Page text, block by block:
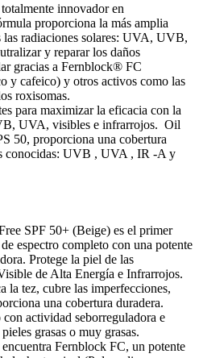
innovador en
proporciona la más amplia
las radiaciones solares: UVA, UVB,
y reparar los daños
gracias a Fernblock® FC
y cafeico) y otros activos como las
roxisomas.
para maximizar la eficacia con la
UVA, visibles e infrarrojos. Oil
50, proporciona una cobertura
conocidas: UVB , UVA , IR -A y
SPF 50+ (Beige) es el primer
espectro completo con una potente
Protege la piel de las
de Alta Energía e Infrarrojos.
la tez, cubre las imperfecciones,
una cobertura duradera.
actividad seborreguladora e
grasas o muy grasas.
Fernblock FC, un potente